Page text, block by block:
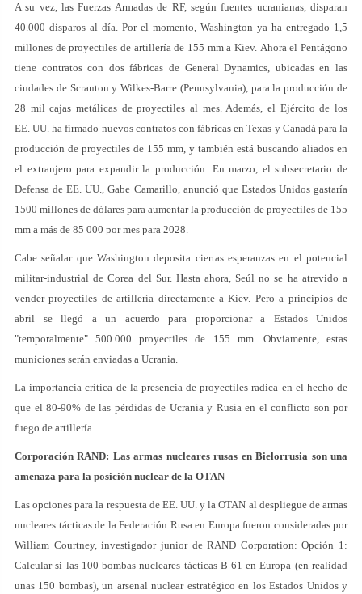
A su vez, las Fuerzas Armadas de RF, según fuentes ucranianas, disparan
40.000 disparos al día. Por el momento, Washington ya ha entregado 1,5
millones de proyectiles de artillería de 155 mm a Kiev. Ahora el Pentágono
tiene contratos con dos fábricas de General Dynamics, ubicadas en las
ciudades de Scranton y Wilkes-Barre (Pennsylvania), para la producción de
28 mil cajas metálicas de proyectiles al mes. Además, el Ejército de los
EE. UU. ha firmado nuevos contratos con fábricas en Texas y Canadá para la
producción de proyectiles de 155 mm, y también está buscando aliados en
el extranjero para expandir la producción. En marzo, el subsecretario de
Defensa de EE. UU., Gabe Camarillo, anunció que Estados Unidos gastaría
1500 millones de dólares para aumentar la producción de proyectiles de 155
mm a más de 85 000 por mes para 2028.
Cabe señalar que Washington deposita ciertas esperanzas en el potencial
militar-industrial de Corea del Sur. Hasta ahora, Seúl no se ha atrevido a
vender proyectiles de artillería directamente a Kiev. Pero a principios de
abril se llegó a un acuerdo para proporcionar a Estados Unidos
"temporalmente" 500.000 proyectiles de 155 mm. Obviamente, estas
municiones serán enviadas a Ucrania.
La importancia crítica de la presencia de proyectiles radica en el hecho de
que el 80-90% de las pérdidas de Ucrania y Rusia en el conflicto son por
fuego de artillería.
Corporación RAND: Las armas nucleares rusas en Bielorrusia son una
amenaza para la posición nuclear de la OTAN
Las opciones para la respuesta de EE. UU. y la OTAN al despliegue de armas
nucleares tácticas de la Federación Rusa en Europa fueron consideradas por
William Courtney, investigador junior de RAND Corporation: Opción 1:
Calcular si las 100 bombas nucleares tácticas B-61 en Europa (en realidad
unas 150 bombas), un arsenal nuclear estratégico en los Estados Unidos y